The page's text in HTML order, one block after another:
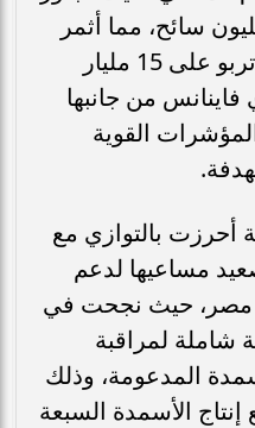
الوفود السياحية 15 مليون سائح، مما أثمر
عن تحقيق إيرادات بقيمة تربو على 15 مليار
من جانبها
القوية
أحرزت بالتوازي مع
مساعيها لدعم
مصر، حيث نجحت في
لمراقبة
المدعومة، وذلك
الأسمدة السبعة